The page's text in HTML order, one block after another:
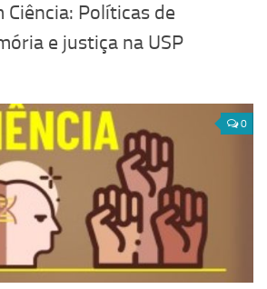
Ciência: Políticas de
e justiça na USP
0